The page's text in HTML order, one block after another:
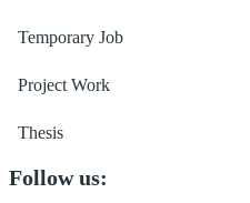
Temporary Job
Project Work
Thesis
Follow us: